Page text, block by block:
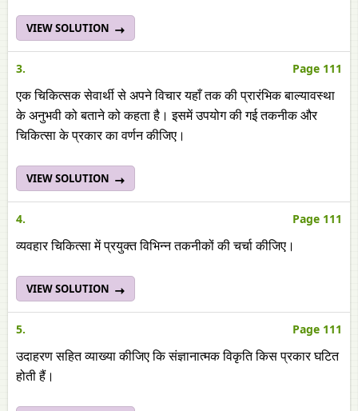
VIEW SOLUTION
3. Page 111
एक चिकित्सक सेवार्थी से अपने विचार यहाँ तक की प्रारंभिक बाल्यावस्था
के अनुभवी को बताने को कहता है। इसमें उपयोग की गई तकनीक और
चिकित्सा के प्रकार का वर्णन कीजिए।
VIEW SOLUTION
4. Page 111
व्यवहार चिकित्सा में प्रयुक्त विभिन्न तकनीकों की चर्चा कीजिए।
VIEW SOLUTION
5. Page 111
उदाहरण सहित व्याख्या कीजिए कि संज्ञानात्मक विकृति किस प्रकार घटित
होती हैं।